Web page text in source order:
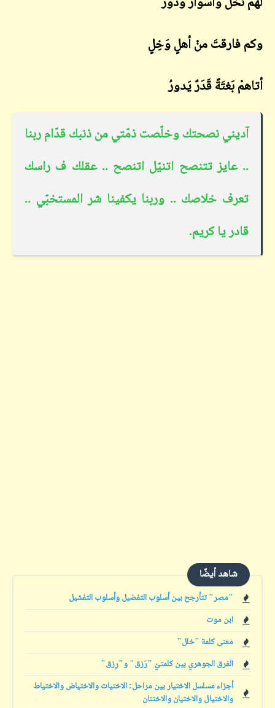
وكم فارقتَ منْ أهلٍ وَخِلٍ
أتاهمْ بَغتَةً قَدَرٌ يَدورُ
آديني نصحتك وخلّصت ذمّتي من ذنبك قدّام ربنا
.. عايز تتنصح اتنيّل اتنصح .. عقلك ف راسك
تعرف خلاصك .. وربنا يكفينا شر المستخبّي ..
قادر يا كريم.
شاهد أيضًا
"مصر" تتأرجح بين أسلوب التفضيل وأسلوب التفشيل
ابن موت
معنى كلمة "خلل"
الفرق الجوهري بين كلمتيْ "رَزق" و"رِزق"
أجزاء مسلسل الاختيار بين مراحل: الاختيات والاختياض والاختياط
والاختيال والاختيان والاختتان